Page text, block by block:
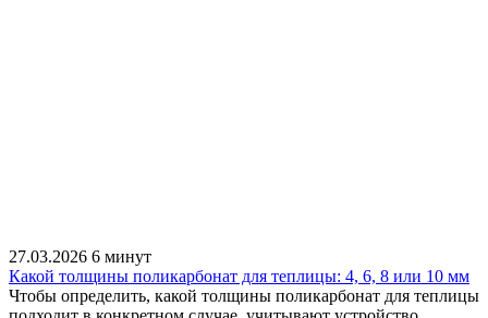
27.03.2026 6 минут
Какой толщины поликарбонат для теплицы: 4, 6, 8 или 10 мм
Чтобы определить, какой толщины поликарбонат для теплицы